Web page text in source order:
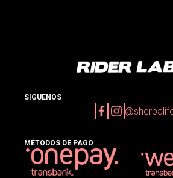
SIGUENOS
MÉTODOS DE PAGO